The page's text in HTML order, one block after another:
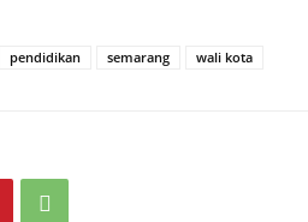
pendidikan semarang wali kota